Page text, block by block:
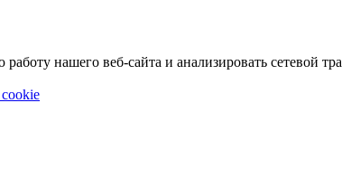
нашего веб-сайта и анализировать сетевой